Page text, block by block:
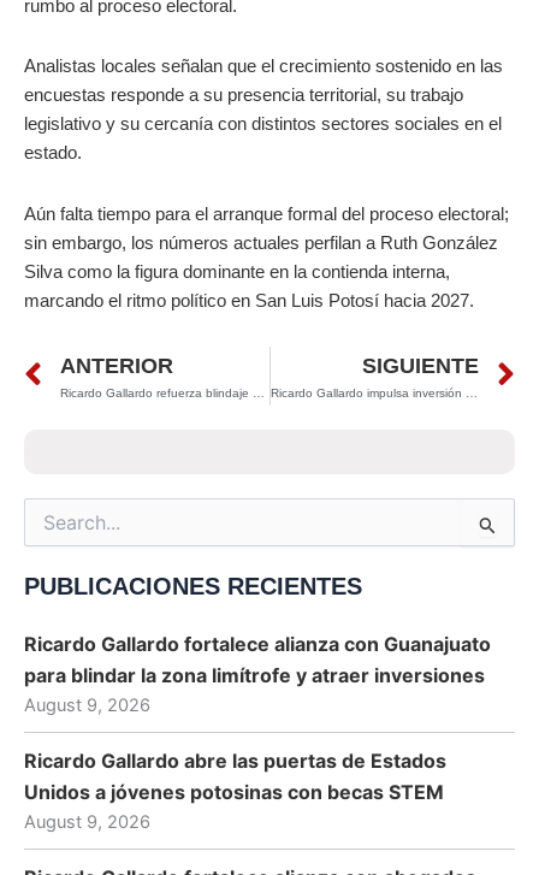
rumbo al proceso electoral.
Analistas locales señalan que el crecimiento sostenido en las
encuestas responde a su presencia territorial, su trabajo
legislativo y su cercanía con distintos sectores sociales en el
estado.
Aún falta tiempo para el arranque formal del proceso electoral;
sin embargo, los números actuales perfilan a Ruth González
Silva como la figura dominante en la contienda interna,
marcando el ritmo político en San Luis Potosí hacia 2027.
Prev
ANTERIOR SIGUIENTE
Search
for:
PUBLICACIONES RECIENTES
Ricardo Gallardo fortalece alianza con Guanajuato
para blindar la zona limítrofe y atraer inversiones
August 9, 2026
Ricardo Gallardo abre las puertas de Estados
Unidos a jóvenes potosinas con becas STEM
August 9, 2026